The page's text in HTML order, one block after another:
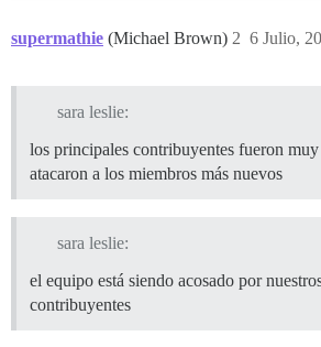
supermathie (Michael Brown) 6 Julio,
2
sara leslie:
los principales contribuyentes fueron muy
atacaron a los miembros más nuevos
sara leslie:
el equipo está siendo acosado por
contribuyentes